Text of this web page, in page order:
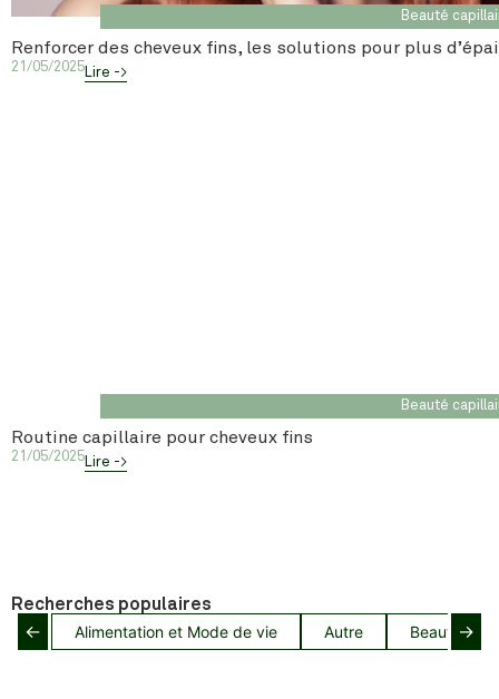
Beauté
Renforcer des cheveux fins, les solutions pour plus
21/05/2025Lire ->
Beauté
Routine capillaire pour cheveux fins
21/05/2025Lire ->
Recherches populaires
← Alimentation et Mode de vie Autre Beauté→